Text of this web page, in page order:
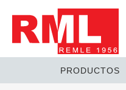
PRODUCTOS